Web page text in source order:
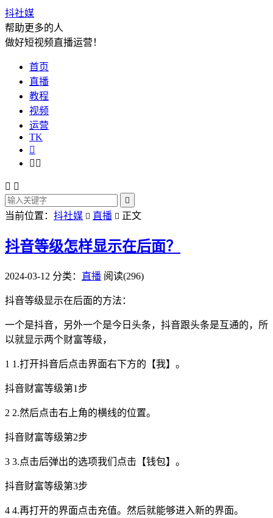
抖社媒
帮助更多的人
做好短视频直播运营！
首页
直播
教程
视频
运营
TK

 
 

当前位置： 抖社媒  直播  正文
抖音等级怎样显示在后面？
2024-03-12 分类： 直播 阅读(296)
抖音等级显示在后面的方法：
一个是抖音，另外一个是今日头条，抖音跟头条是互通的，所
以就显示两个财富等级，
1 1.打开抖音后点击界面右下方的【我】。
抖音财富等级第1步
2 2.然后点击右上角的横线的位置。
抖音财富等级第2步
3 3.点击后弹出的选项我们点击【钱包】。
抖音财富等级第3步
4 4.再打开的界面点击充值。然后就能够进入新的界面。